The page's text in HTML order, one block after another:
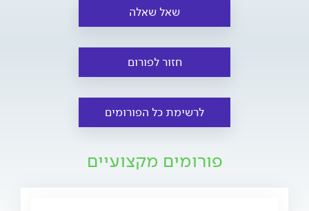
שאל שאלה
חזור לפורום
לרשימת כל הפורומים
פורומים מקצועיים